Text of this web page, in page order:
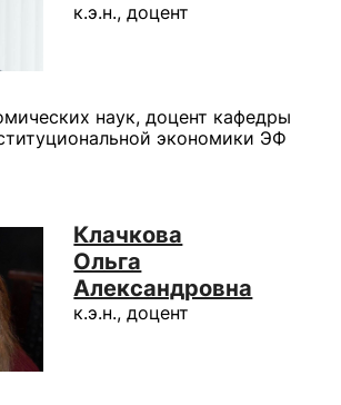
к.э.н., доцент
наук, доцент кафедры
экономики ЭФ
Клачкова
Ольга
Александровна
к.э.н., доцент